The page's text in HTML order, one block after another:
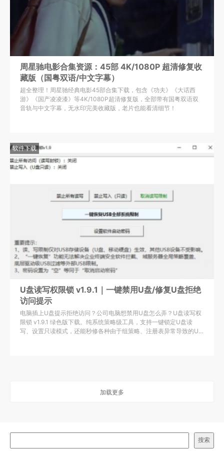
周星驰电影合集资源：45部 4K/1080P 超清修复收
藏版（国粤双语/中文字幕）
超全整理！周星驰经典电影45部合集下载，包含《功夫》《大话西
游》《国产凌凌漆》等4K/1080P超清修复版，全部带有国粤双语双
音轨与中文字幕，无水印完美收藏版，老片也能看清细节！
软件下载
U盘读写权限锁 v1.9.1｜一键禁用U盘/修复U盘拒绝
访问提示
电脑插上U盘提示拒绝访问？公司电脑想禁用U盘怎么弄？U盘读写权
限锁 v1.9.1 绿色版下载。纯系统策略级工具，支持一键锁定U盘读
写、设置只读模式，还能秒修各种由于组策略、注册表异常导致的U
加载更多
搜索